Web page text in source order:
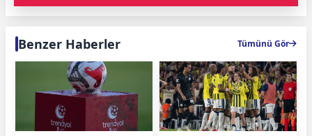
Benzer Haberler Tümünü Gör